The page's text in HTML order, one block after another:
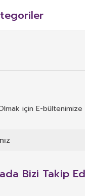
için E-bültenimize
Bizi Takip